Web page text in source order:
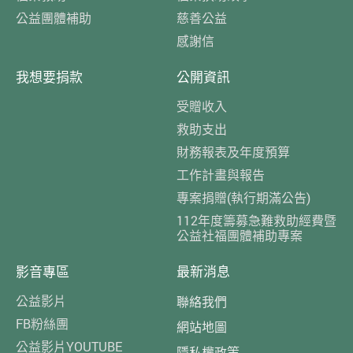
公益團體補助
慈善公益
感謝信
我想要捐款 公開資訊
受贈收入
救助支出
財務報表及年度預算
工作計畫與報告
專案捐贈(執行期滿公告)
112年度籌募急難救助經費暨
公益社福團體補助專案
影音專區
公益影片
FB粉絲團
公益影片YOUTUBE
最新消息
聯絡我們
網站地圖